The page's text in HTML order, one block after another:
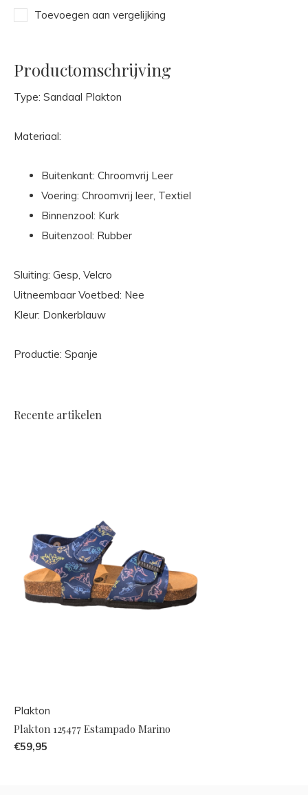
Toevoegen aan vergelijking
Productomschrijving
Type: Sandaal Plakton
Materiaal:
Buitenkant: Chroomvrij Leer
Voering: Chroomvrij leer, Textiel
Binnenzool: Kurk
Buitenzool: Rubber
Sluiting: Gesp, Velcro
Uitneembaar Voetbed: Nee
Kleur: Donkerblauw
Productie: Spanje
Recente artikelen
Plakton
Plakton 125477 Estampado Marino
€59,95